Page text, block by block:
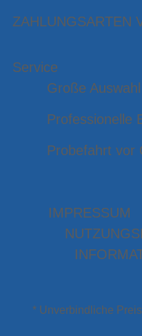
ZAHLUNGSARTEN
Service
Große
Professionelle
Probefahrt vor
IMPRESSUM
* Unverbindliche